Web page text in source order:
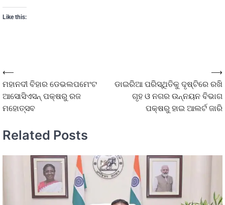
Like this:
⟵
ମହାନଦୀ ବିହାର ଡେଭଲପମେଂଟ
ଆସୋସିଏସନ୍ ପକ୍ଷରୁ ରଜ
ମହୋତ୍ସବ
ଡାଇରିଆ ପରିସ୍ଥିତିକୁ ଦୃଷ୍ଟିରେ ରଖି
ଗୃହ ଓ ନଗର ଉନ୍ନୟନ ବିଭାଗ
ପକ୍ଷରୁ ହାଇ ଆଲର୍ଟ ଜାରି
⟶
Related Posts